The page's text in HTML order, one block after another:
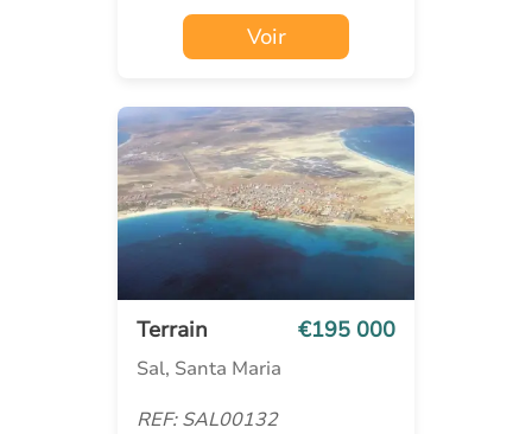
Voir
Terrain €195 000
Sal, Santa Maria
REF: SAL00132